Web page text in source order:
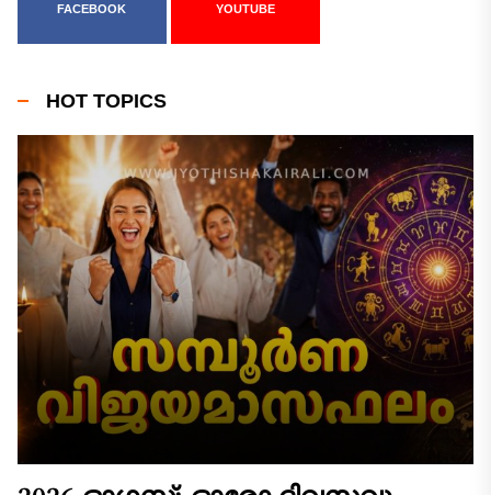
FACEBOOK YOUTUBE
HOT TOPICS